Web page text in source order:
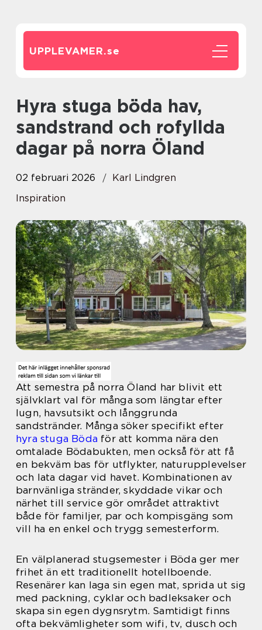
UPPLEVAMER.se
Hyra stuga böda hav,
sandstrand och rofyllda
dagar på norra Öland
02 februari 2026
Karl Lindgren
Inspiration
Att semestra på norra Öland har blivit ett
självklart val för många som längtar efter
lugn, havsutsikt och långgrunda
sandstränder. Många söker specifikt efter
hyra stuga Böda för att komma nära den
omtalade Bödabukten, men också för att få
en bekväm bas för utflykter, naturupplevelser
och lata dagar vid havet. Kombinationen av
barnvänliga stränder, skyddade vikar och
närhet till service gör området attraktivt
både för familjer, par och kompisgäng som
vill ha en enkel och trygg semesterform.
En välplanerad stugsemester i Böda ger mer
frihet än ett traditionellt hotellboende.
Resenärer kan laga sin egen mat, sprida ut sig
med packning, cyklar och badleksaker och
skapa sin egen dygnsrytm. Samtidigt finns
ofta bekvämligheter som wifi, tv, dusch och